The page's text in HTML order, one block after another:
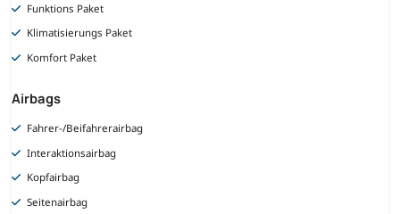
Funktions Paket
Klimatisierungs Paket
Komfort Paket
Airbags
Fahrer-/Beifahrerairbag
Interaktionsairbag
Kopfairbag
Seitenairbag